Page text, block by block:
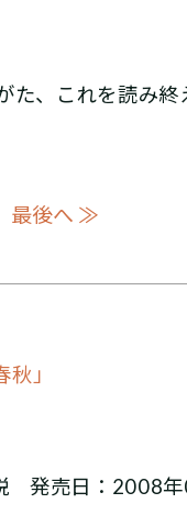
、これを読み終
最後へ ≫
」
発売日：2008